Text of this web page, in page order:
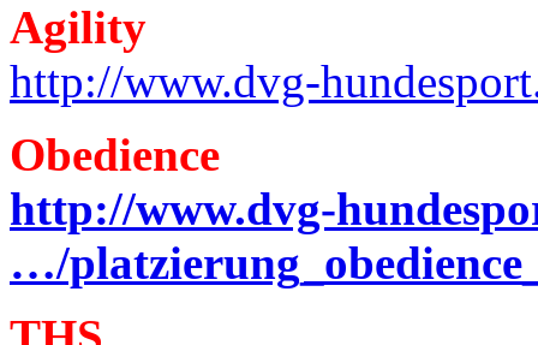
Agility
http://www.dvg-
Obedience
http://www.dvg-
…/